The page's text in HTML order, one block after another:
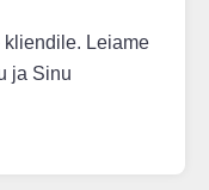
kliendile. Leiame
ja Sinu